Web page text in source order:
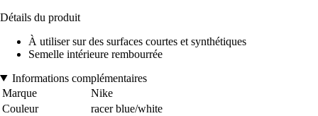
Détails du produit
À utiliser sur des surfaces courtes et synthétiques
Semelle intérieure rembourrée
Informations complémentaires
Marque
Nike
Couleur
racer blue/white